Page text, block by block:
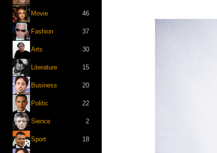
Movie 46
Fashion 37
Arts 30
Literature 15
Business 20
Politic 22
Sience 2
Sport 18